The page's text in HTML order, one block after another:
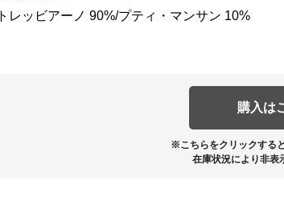
トレッビアーノ 90%/プティ・マンサン 10%
購入は
※こちらをクリックする
在庫状況により非表